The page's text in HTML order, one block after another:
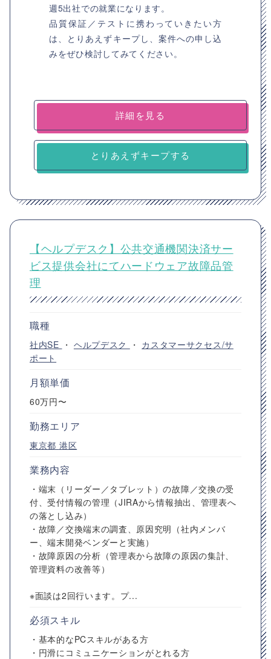
週5出社での就業になります。
品質保証／テストに携わっていきたい方
は、とりあえずキープし、案件への申し込
みをぜひ検討してみてください。
詳細を見る
とりあえずキープする
【ヘルプデスク】公共交通機関決済サー
ビス提供会社にてハードウェア故障品管
理
職種
社内SE ・ ヘルプデスク ・ カスタマーサクセス/サ
ポート
月額単価
60万円〜
勤務エリア
東京都 港区
業務内容
・端末（リーダー／タブレット）の故障／交換の受
付、受付情報の管理（JIRAから情報抽出、管理表へ
の落とし込み）
・故障／交換端末の調査、原因究明（社内メンバ
ー、端末開発ベンダーと実施）
・故障原因の分析（管理表から故障の原因の集計、
管理資料の改善等）
※面談は2回行います。プ...
必須スキル
・基本的なPCスキルがある方
・円滑にコミュニケーションがとれる方